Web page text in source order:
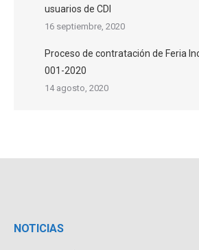
usuarios de CDI
16 septiembre, 2020
Proceso de contratación de Feria
001-2020
14 agosto, 2020
NOTICIAS